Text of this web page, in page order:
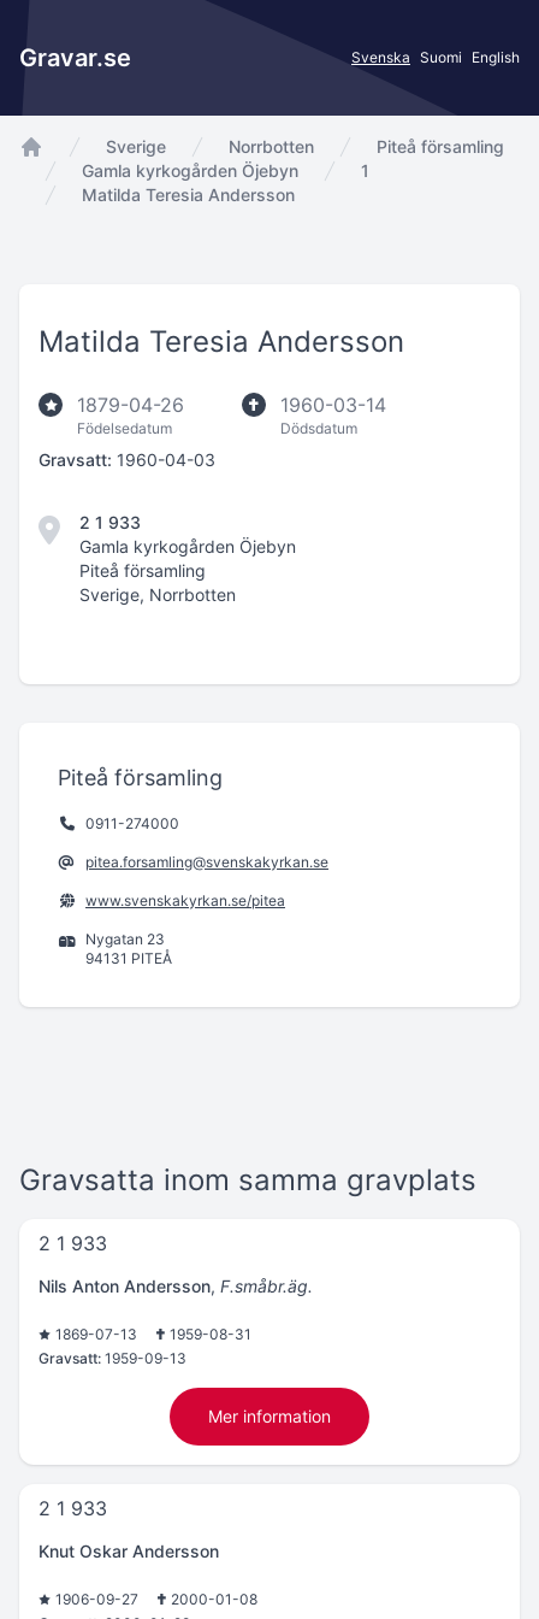
Gravar.se Svenska Suomi English
app.Start
Sverige Norrbotten
Piteå församling
Gamla kyrkogården Öjebyn
1
Matilda Teresia Andersson
Matilda Teresia Andersson
1879-04-26
Födelsedatum
1960-03-14
Dödsdatum
Gravsatt: 1960-04-03
2 1 933
Gamla kyrkogården Öjebyn
Piteå församling
Sverige, Norrbotten
Piteå församling
0911-274000
pitea.forsamling@svenskakyrkan.se
www.svenskakyrkan.se/pitea
Nygatan 23
94131 PITEÅ
Gravsatta inom samma gravplats
2 1 933
Nils Anton Andersson, F.småbr.äg.
1869-07-13
1959-08-31
Gravsatt: 1959-09-13
Mer information
2 1 933
Knut Oskar Andersson
1906-09-27
2000-01-08